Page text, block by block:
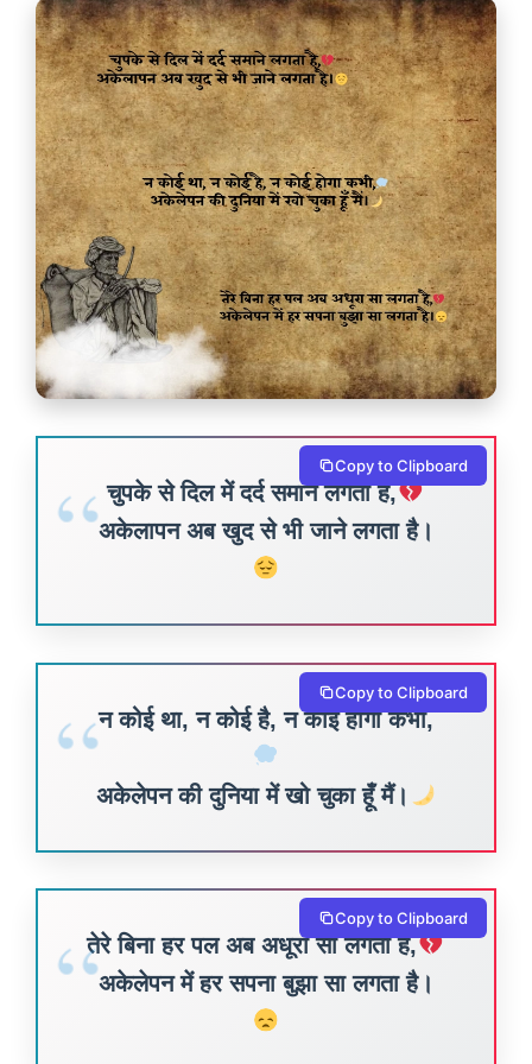
चुपके से दिल में दर्द समाने लगता है,
अकेलापन अब खुद से भी जाने लगता है।
Copy to Clipboard
न कोई था, न कोई है, न कोई होगा कभी,
अकेलेपन की दुनिया में खो चुका हूँ मैं।
Copy to Clipboard
तेरे बिना हर पल अब अधूरा सा लगता है,
अकेलेपन में हर सपना बुझा सा लगता है।
Copy to Clipboard